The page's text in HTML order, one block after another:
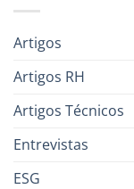
Artigos
Artigos RH
Artigos Técnicos
Entrevistas
ESG